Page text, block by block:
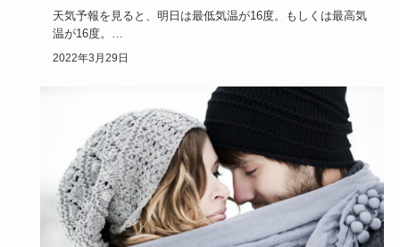
天気予報を見ると、明日は最低気温が16度。もしくは最高気
温が16度。
さて、あなたならどんな服装をしていきますか？
2022年3月29日